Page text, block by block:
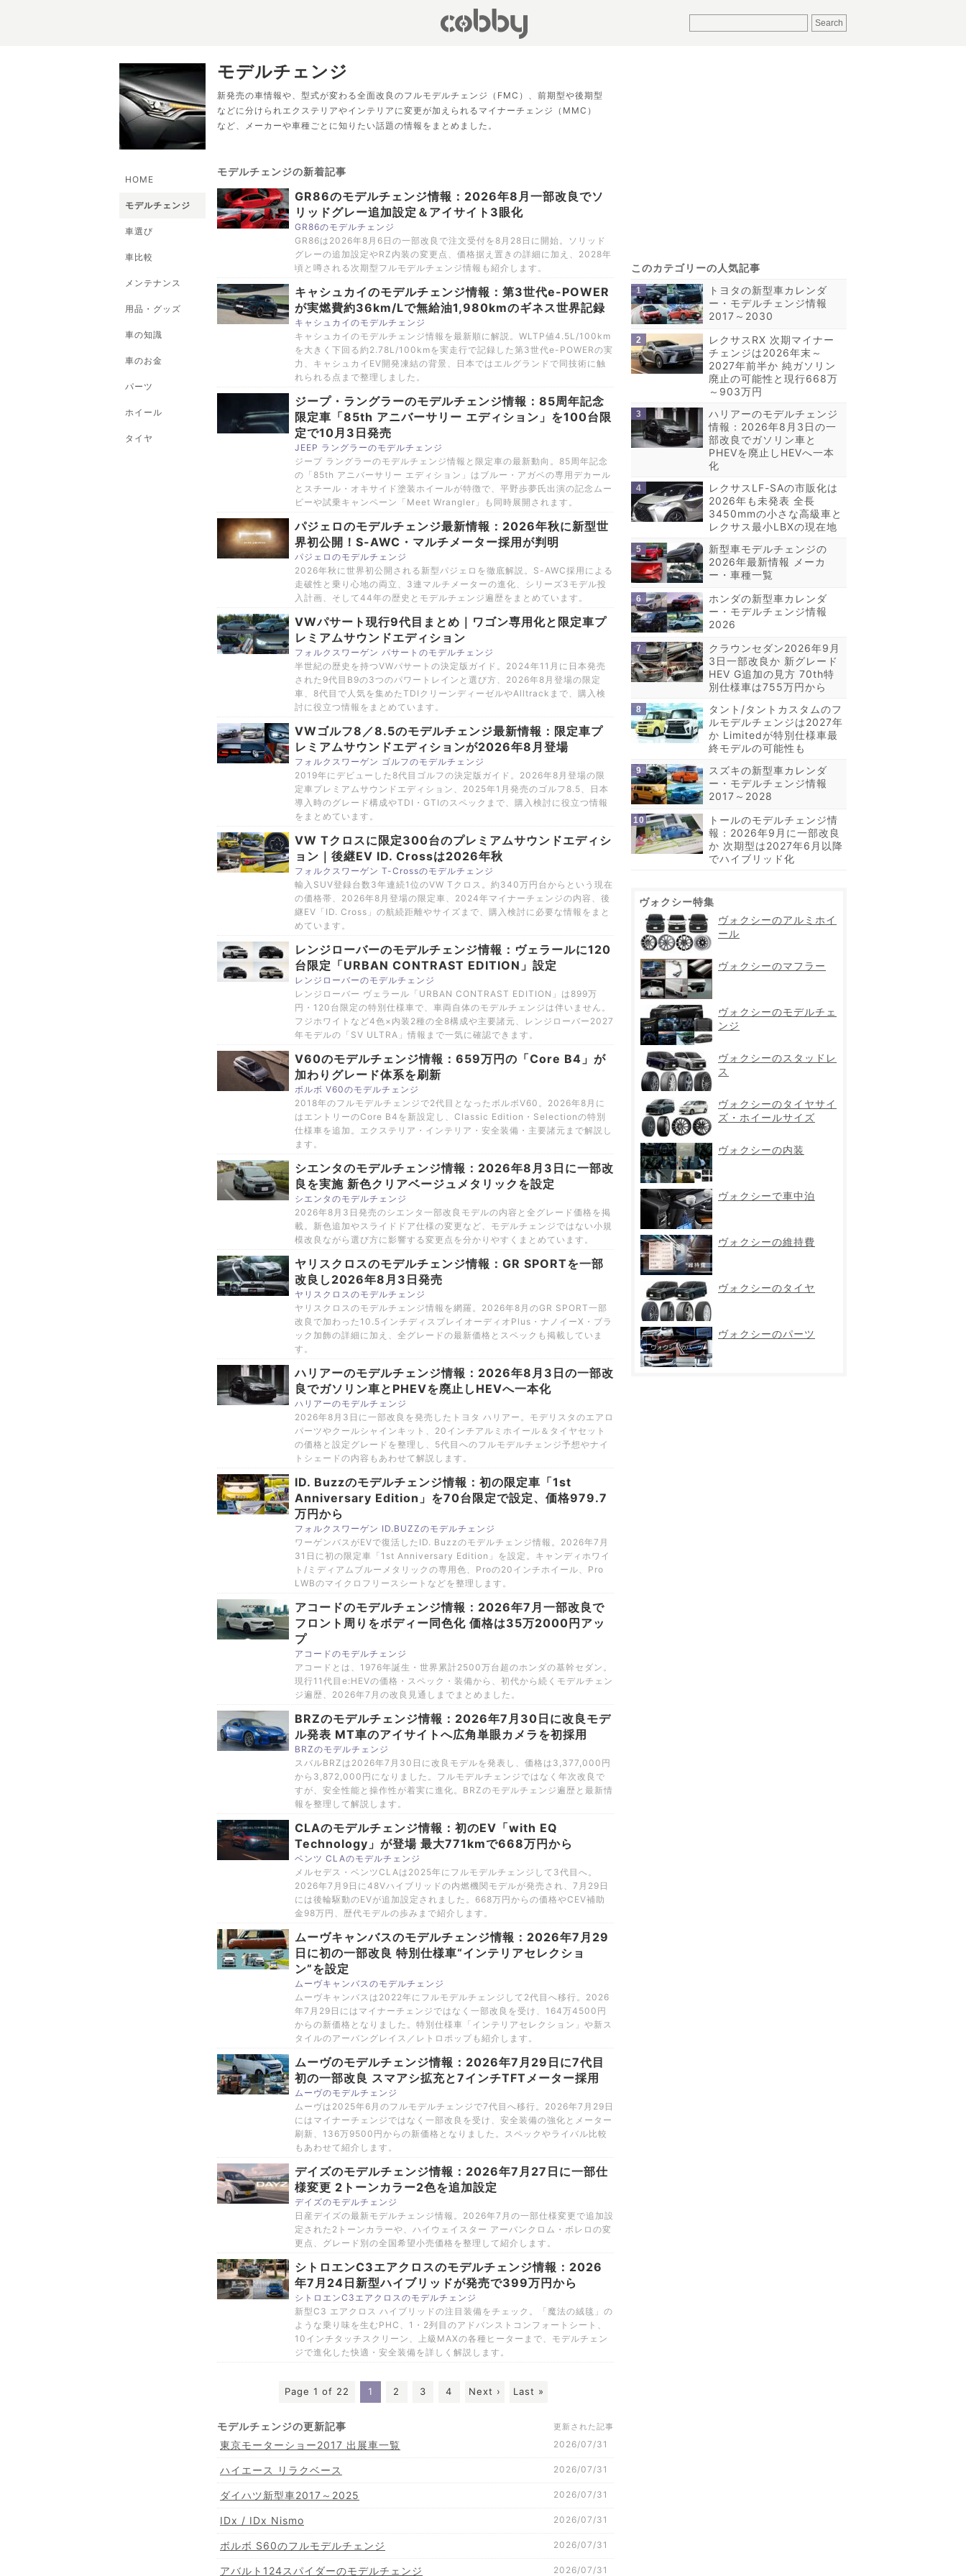
モデルチェンジ
新発売の車情報や、型式が変わる全面改良のフルモデルチェンジ（FMC）、前期型や後期型
などに分けられエクステリアやインテリアに変更が加えられるマイナーチェンジ（MMC）
など、メーカーや車種ごとに知りたい話題の情報をまとめました。
HOME
モデルチェンジ
車選び
車比較
メンテナンス
用品・グッズ
車の知識
車のお金
パーツ
ホイール
タイヤ
モデルチェンジの新着記事
GR86のモデルチェンジ情報：2026年8月一部改良でソ
リッドグレー追加設定＆アイサイト3眼化
GR86のモデルチェンジ
GR86は2026年8月6日の一部改良で注文受付を8月28日に開始。ソリッド
グレーの追加設定やRZ内装の変更点、価格据え置きの詳細に加え、2028年
頃と噂される次期型フルモデルチェンジ情報も紹介します。
キャシュカイのモデルチェンジ情報：第3世代e-POWER
が実燃費約36km/Lで無給油1,980kmのギネス世界記録
キャシュカイのモデルチェンジ
キャシュカイのモデルチェンジ情報を最新順に解説。WLTP値4.5L/100km
を大きく下回る約2.78L/100kmを実走行で記録した第3世代e-POWERの実
力、キャシュカイEV開発凍結の背景、日本ではエルグランドで同技術に触
れられる点まで整理しました。
ジープ・ラングラーのモデルチェンジ情報：85周年記念
限定車「85th アニバーサリー エディション」を100台限
定で10月3日発売
JEEP ラングラーのモデルチェンジ
ジープ ラングラーのモデルチェンジ情報と限定車の最新動向。85周年記念
の「85th アニバーサリー エディション」はブルー・アガベの専用デカール
とスチール・オキサイド塗装ホイールが特徴で、平野歩夢氏出演の記念ムー
ビーや試乗キャンペーン「Meet Wrangler」も同時展開されます。
パジェロのモデルチェンジ最新情報：2026年秋に新型世
界初公開！S-AWC・マルチメーター採用が判明
パジェロのモデルチェンジ
2026年秋に世界初公開される新型パジェロを徹底解説。S-AWC採用による
走破性と乗り心地の両立、3連マルチメーターの進化、シリーズ3モデル投
入計画、そして44年の歴史とモデルチェンジ遍歴をまとめています。
VWパサート現行9代目まとめ｜ワゴン専用化と限定車プ
レミアムサウンドエディション
フォルクスワーゲン パサートのモデルチェンジ
半世紀の歴史を持つVWパサートの決定版ガイド。2024年11月に日本発売
された9代目B9の3つのパワートレインと選び方、2026年8月登場の限定
車、8代目で人気を集めたTDIクリーンディーゼルやAlltrackまで、購入検
討に役立つ情報をまとめています。
VWゴルフ8／8.5のモデルチェンジ最新情報：限定車プ
レミアムサウンドエディションが2026年8月登場
フォルクスワーゲン ゴルフのモデルチェンジ
2019年にデビューした8代目ゴルフの決定版ガイド。2026年8月登場の限
定車プレミアムサウンドエディション、2025年1月発売のゴルフ8.5、日本
導入時のグレード構成やTDI・GTIのスペックまで、購入検討に役立つ情報
をまとめています。
VW Tクロスに限定300台のプレミアムサウンドエディシ
ョン｜後継EV ID. Crossは2026年秋
フォルクスワーゲン T-Crossのモデルチェンジ
輸入SUV登録台数3年連続1位のVW Tクロス。約340万円台からという現在
の価格帯、2026年8月登場の限定車、2024年マイナーチェンジの内容、後
継EV「ID. Cross」の航続距離やサイズまで、購入検討に必要な情報をまと
めています。
レンジローバーのモデルチェンジ情報：ヴェラールに120
台限定「URBAN CONTRAST EDITION」設定
レンジローバーのモデルチェンジ
レンジローバー ヴェラール「URBAN CONTRAST EDITION」は899万
円・120台限定の特別仕様車で、車両自体のモデルチェンジは伴いません。
フジホワイトなど4色×内装2種の全8構成や主要諸元、レンジローバー2027
年モデルの「SV ULTRA」情報まで一気に確認できます。
V60のモデルチェンジ情報：659万円の「Core B4」が
加わりグレード体系を刷新
ボルボ V60のモデルチェンジ
2018年のフルモデルチェンジで2代目となったボルボV60。2026年8月に
はエントリーのCore B4を新設定し、Classic Edition・Selectionの特別
仕様車を追加。エクステリア・インテリア・安全装備・主要諸元まで解説し
ます。
シエンタのモデルチェンジ情報：2026年8月3日に一部改
良を実施 新色クリアベージュメタリックを設定
シエンタのモデルチェンジ
2026年8月3日発売のシエンタ一部改良モデルの内容と全グレード価格を掲
載。新色追加やスライドドア仕様の変更など、モデルチェンジではない小規
模改良ながら選び方に影響する変更点を分かりやすくまとめています。
ヤリスクロスのモデルチェンジ情報：GR SPORTを一部
改良し2026年8月3日発売
ヤリスクロスのモデルチェンジ
ヤリスクロスのモデルチェンジ情報を網羅。2026年8月のGR SPORT一部
改良で加わった10.5インチディスプレイオーディオPlus・ナノイーX・ブラ
ック加飾の詳細に加え、全グレードの最新価格とスペックも掲載していま
す。
ハリアーのモデルチェンジ情報：2026年8月3日の一部改
良でガソリン車とPHEVを廃止しHEVへ一本化
ハリアーのモデルチェンジ
2026年8月3日に一部改良を発売したトヨタ ハリアー。モデリスタのエアロ
パーツやクールシャインキット、20インチアルミホイール＆タイヤセット
の価格と設定グレードを整理し、5代目へのフルモデルチェンジ予想やナイ
トシェードの内容もあわせて解説します。
ID. Buzzのモデルチェンジ情報：初の限定車「1st
Anniversary Edition」を70台限定で設定、価格979.7
万円から
フォルクスワーゲン ID.BUZZのモデルチェンジ
ワーゲンバスがEVで復活したID. Buzzのモデルチェンジ情報。2026年7月
31日に初の限定車「1st Anniversary Edition」を設定。キャンディホワイ
ト/ミディアムブルーメタリックの専用色、Proの20インチホイール、Pro
LWBのマイクロフリースシートなどを整理します。
アコードのモデルチェンジ情報：2026年7月一部改良で
フロント周りをボディー同色化 価格は35万2000円アッ
プ
アコードのモデルチェンジ
アコードとは、1976年誕生・世界累計2500万台超のホンダの基幹セダン。
現行11代目e:HEVの価格・スペック・装備から、初代から続くモデルチェン
ジ遍歴、2026年7月の改良見通しまでまとめました。
BRZのモデルチェンジ情報：2026年7月30日に改良モデ
ル発表 MT車のアイサイトへ広角単眼カメラを初採用
BRZのモデルチェンジ
スバルBRZは2026年7月30日に改良モデルを発表し、価格は3,377,000円
から3,872,000円になりました。フルモデルチェンジではなく年次改良で
すが、安全性能と操作性が着実に進化。BRZのモデルチェンジ遍歴と最新情
報を整理して解説します。
CLAのモデルチェンジ情報：初のEV「with EQ
Technology」が登場 最大771kmで668万円から
ベンツ CLAのモデルチェンジ
メルセデス・ベンツCLAは2025年にフルモデルチェンジして3代目へ。
2026年7月9日に48Vハイブリッドの内燃機関モデルが発売され、7月29日
には後輪駆動のEVが追加設定されました。668万円からの価格やCEV補助
金98万円、歴代モデルの歩みまで紹介します。
ムーヴキャンバスのモデルチェンジ情報：2026年7月29
日に初の一部改良 特別仕様車“インテリアセレクショ
ン”を設定
ムーヴキャンバスのモデルチェンジ
ムーヴキャンバスは2022年にフルモデルチェンジして2代目へ移行。2026
年7月29日にはマイナーチェンジではなく一部改良を受け、164万4500円
からの新価格となりました。特別仕様車「インテリアセレクション」や新ス
タイルのアーバングレイス／レトロポップも紹介します。
ムーヴのモデルチェンジ情報：2026年7月29日に7代目
初の一部改良 スマアシ拡充と7インチTFTメーター採用
ムーヴのモデルチェンジ
ムーヴは2025年6月のフルモデルチェンジで7代目へ移行。2026年7月29日
にはマイナーチェンジではなく一部改良を受け、安全装備の強化とメーター
刷新、136万9500円からの新価格となりました。スペックやライバル比較
もあわせて紹介します。
デイズのモデルチェンジ情報：2026年7月27日に一部仕
様変更 2トーンカラー2色を追加設定
デイズのモデルチェンジ
日産デイズの最新モデルチェンジ情報。2026年7月の一部仕様変更で追加設
定された2トーンカラーや、ハイウェイスター アーバンクロム・ボレロの変
更点、グレード別の全国希望小売価格を整理して紹介します。
シトロエンC3エアクロスのモデルチェンジ情報：2026
年7月24日新型ハイブリッドが発売で399万円から
シトロエンC3エアクロスのモデルチェンジ
新型C3 エアクロス ハイブリッドの注目装備をチェック。「魔法の絨毯」の
ような乗り味を生むPHC、1・2列目のアドバンストコンフォートシート、
10インチタッチスクリーン、上級MAXの各種ヒーターまで、モデルチェン
ジで進化した快適・安全装備を詳しく解説します。
Page 1 of 22 1 2 3 4 Next › Last »
モデルチェンジの更新記事
東京モーターショー2017 出展車一覧
2026/07/31
ハイエース リラクベース 2026/07/31
ダイハツ新型車2017～2025 2026/07/31
IDx / IDx Nismo 2026/07/31
ボルボ S60のフルモデルチェンジ 2026/07/31
アバルト124スパイダーのモデルチェンジ 2026/07/31
トヨタの新型車カレンダ
ー・モデルチェンジ情報
2017～2030
レクサスRX 次期マイナー
チェンジは2026年末～
2027年前半か 純ガソリン
廃止の可能性と現行668万
～903万円
ハリアーのモデルチェンジ
情報：2026年8月3日の一
部改良でガソリン車と
PHEVを廃止しHEVへ一本
化
レクサスLF-SAの市販化は
2026年も未発表 全長
3450mmの小さな高級車と
レクサス最小LBXの現在地
新型車モデルチェンジの
2026年最新情報 メーカ
ー・車種一覧
ホンダの新型車カレンダ
ー・モデルチェンジ情報
2026
クラウンセダン2026年9月
3日一部改良か 新グレード
HEV G追加の見方 70th特
別仕様車は755万円から
タント/タントカスタムのフ
ルモデルチェンジは2027年
か Limitedが特別仕様車最
終モデルの可能性も
スズキの新型車カレンダ
ー・モデルチェンジ情報
2017～2028
トールのモデルチェンジ情
報：2026年9月に一部改良
か 次期型は2027年6月以降
でハイブリッド化
ヴォクシー特集
ヴォクシーのアルミホイ
ール
ヴォクシーのマフラー
ヴォクシーのモデルチェ
ンジ
ヴォクシーのスタッドレ
ス
ヴォクシーのタイヤサイ
ズ・ホイールサイズ
ヴォクシーの内装
ヴォクシーで車中泊
ヴォクシーの維持費
ヴォクシーのタイヤ
ヴォクシーのパーツ